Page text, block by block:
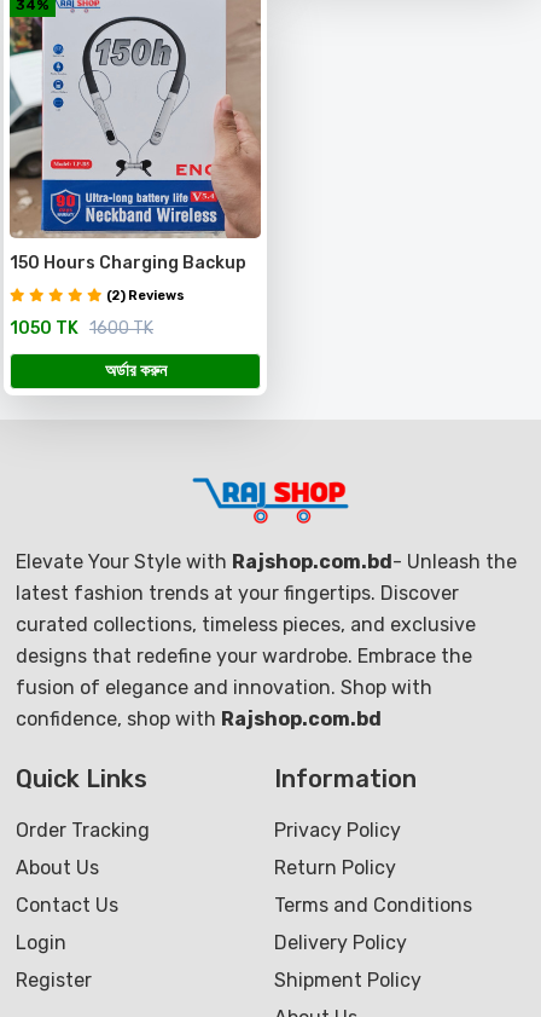
34%
150 Hours Charging Backup
Neackband (2) Reviews
1050 TK 1600 TK
অর্ডার করুন
Elevate Your Style with Rajshop.com.bd- Unleash the
latest fashion trends at your fingertips. Discover
curated collections, timeless pieces, and exclusive
designs that redefine your wardrobe. Embrace the
fusion of elegance and innovation. Shop with
confidence, shop with Rajshop.com.bd
Quick Links
Order Tracking
About Us
Contact Us
Login
Register
Information
Privacy Policy
Return Policy
Terms and Conditions
Delivery Policy
Shipment Policy